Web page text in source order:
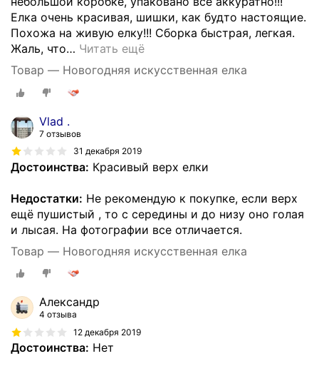
Елка очень красивая, шишки, как будто настоящие.
Похожа на живую елку!!! Сборка быстрая, легкая.
Жаль, что… Читать ещё
Товар — Новогодняя искусственная елка
Vlad .
7 отзывов
31 декабря 2019
Достоинства: Красивый верх елки
Недостатки: Не рекомендую к покупке, если верх
ещё пушистый , то с середины и до низу оно голая
и лысая. На фотографии все отличается.
Товар — Новогодняя искусственная елка
Александр
4 отзыва
12 декабря 2019
Достоинства: Нет